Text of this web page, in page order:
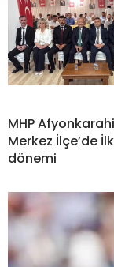
MHP
Merkez İlçe’de
dönemi